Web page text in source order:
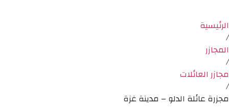
الرئيسية
/
المجازر
/
مجازر العائلات
/
مجزرة عائلة الدلو – مدينة غزة